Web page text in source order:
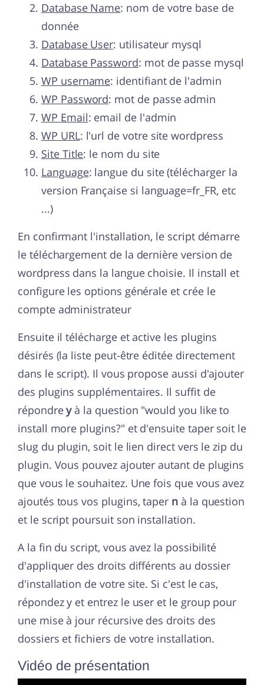
Database Name: nom de votre base de
donnée
Database User: utilisateur mysql
Database Password: mot de passe mysql
WP username: identifiant de l'admin
WP Password: mot de passe admin
WP Email: email de l'admin
WP URL: l'url de votre site wordpress
Site Title: le nom du site
Language: langue du site (télécharger la
version Française si language=fr_FR, etc
...)
En confirmant l'installation, le script démarre
le téléchargement de la dernière version de
wordpress dans la langue choisie. Il install et
configure les options générale et crée le
compte administrateur
Ensuite il télécharge et active les plugins
désirés (la liste peut-être éditée directement
dans le script). Il vous propose aussi d'ajouter
des plugins supplémentaires. Il suffit de
répondreyà la question "would you like to
install more plugins?" et d'ensuite taper soit le
slug du plugin, soit le lien direct vers le zip du
plugin. Vous pouvez ajouter autant de plugins
que vous le souhaitez. Une fois que vous avez
ajoutés tous vos plugins, taper nà la question
et le script poursuit son installation.
A la fin du script, vous avez la possibilité
d'appliquer des droits différents au dossier
d'installation de votre site. Si c'est le cas,
répondez y et entrez le user et le group pour
une mise à jour récursive des droits des
dossiers et fichiers de votre installation.
Vidéo de présentation